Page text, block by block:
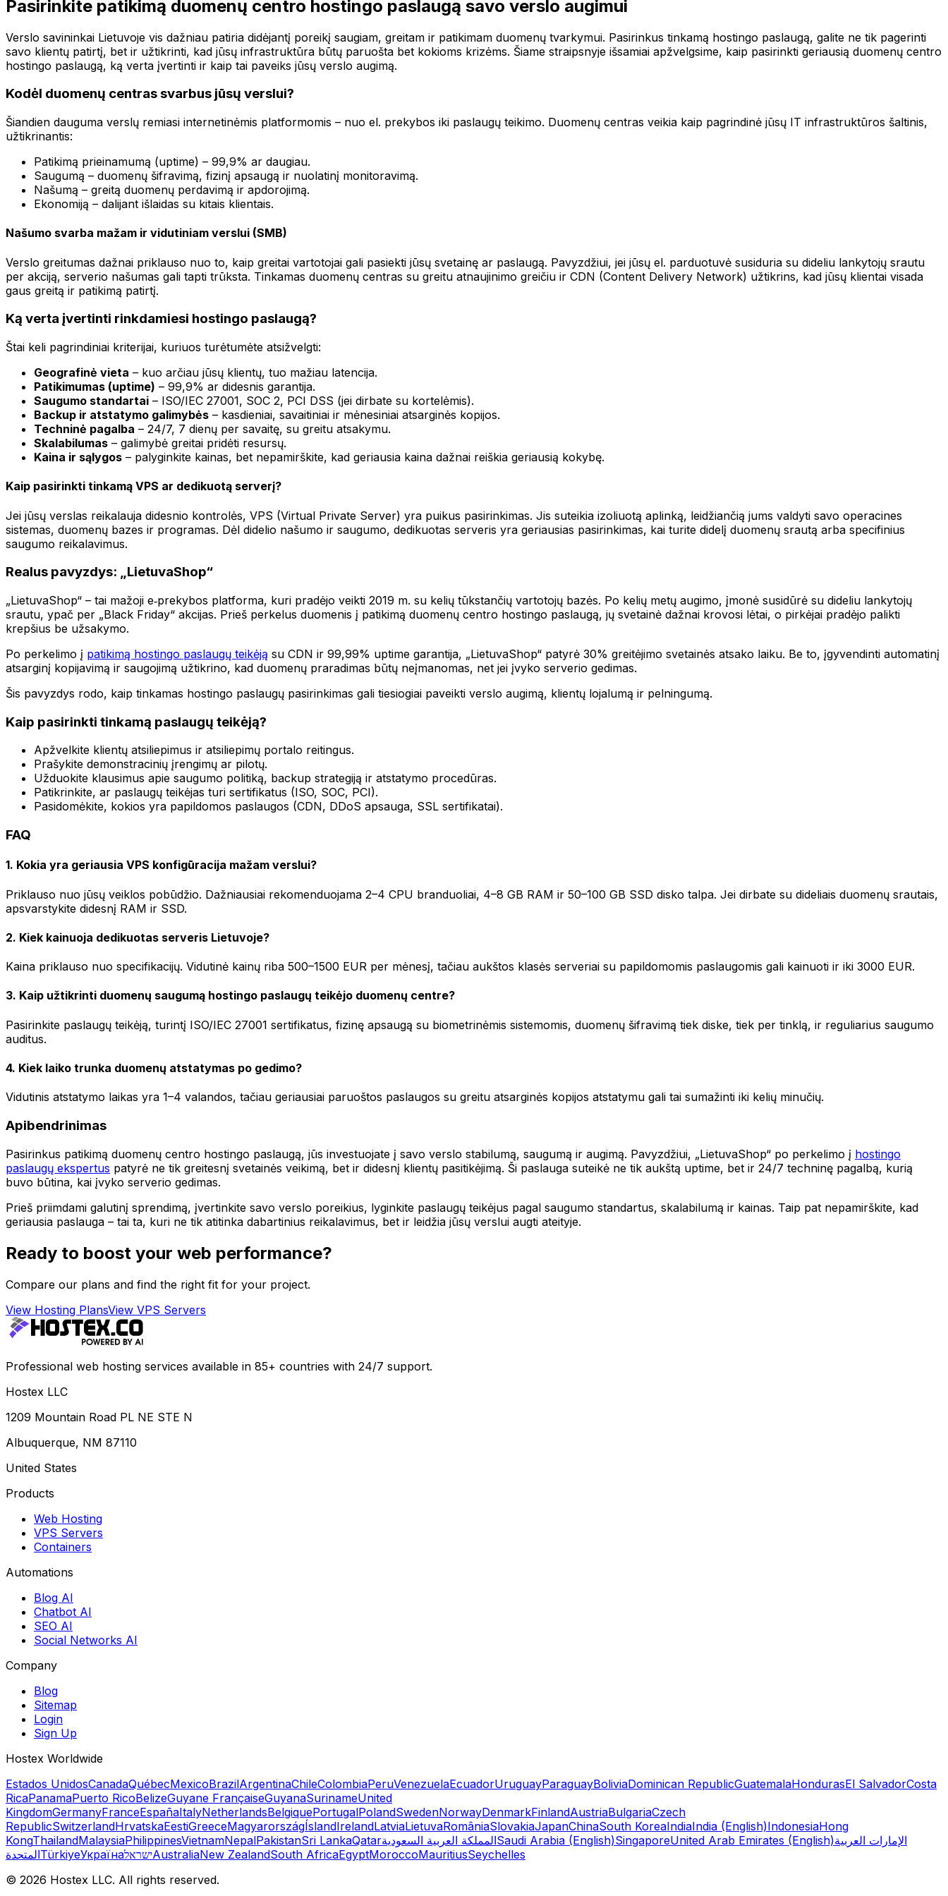
Pasirinkite patikimą duomenų centro hostingo paslaugą savo verslo augimui
Verslo savininkai Lietuvoje vis dažniau patiria didėjantį poreikį saugiam, greitam ir patikimam duomenų tvarkymui. Pasirinkus tinkamą hostingo paslaugą, galite ne tik pagerinti
savo klientų patirtį, bet ir užtikrinti, kad jūsų infrastruktūra būtų paruošta bet kokioms krizėms. Šiame straipsnyje išsamiai apžvelgsime, kaip pasirinkti geriausią duomenų centro
hostingo paslaugą, ką verta įvertinti ir kaip tai paveiks jūsų verslo augimą.
Kodėl duomenų centras svarbus jūsų verslui?
Šiandien dauguma verslų remiasi internetinėmis platformomis – nuo el. prekybos iki paslaugų teikimo. Duomenų centras veikia kaip pagrindinė jūsų IT infrastruktūros šaltinis,
užtikrinantis:
Patikimą prieinamumą (uptime) – 99,9% ar daugiau.
Saugumą – duomenų šifravimą, fizinį apsaugą ir nuolatinį monitoravimą.
Našumą – greitą duomenų perdavimą ir apdorojimą.
Ekonomiją – dalijant išlaidas su kitais klientais.
Našumo svarba mažam ir vidutiniam verslui (SMB)
Verslo greitumas dažnai priklauso nuo to, kaip greitai vartotojai gali pasiekti jūsų svetainę ar paslaugą. Pavyzdžiui, jei jūsų el. parduotuvė susiduria su dideliu lankytojų srautu
per akciją, serverio našumas gali tapti trūksta. Tinkamas duomenų centras su greitu atnaujinimo greičiu ir CDN (Content Delivery Network) užtikrins, kad jūsų klientai visada
gaus greitą ir patikimą patirtį.
Ką verta įvertinti rinkdamiesi hostingo paslaugą?
Štai keli pagrindiniai kriterijai, kuriuos turėtumėte atsižvelgti:
Geografinė vieta – kuo arčiau jūsų klientų, tuo mažiau latencija.
Patikimumas (uptime) – 99,9% ar didesnis garantija.
Saugumo standartai – ISO/IEC 27001, SOC 2, PCI DSS (jei dirbate su kortelėmis).
Backup ir atstatymo galimybės – kasdieniai, savaitiniai ir mėnesiniai atsarginės kopijos.
Techninė pagalba – 24/7, 7 dienų per savaitę, su greitu atsakymu.
Skalabilumas – galimybė greitai pridėti resursų.
Kaina ir sąlygos – palyginkite kainas, bet nepamirškite, kad geriausia kaina dažnai reiškia geriausią kokybę.
Kaip pasirinkti tinkamą VPS ar dedikuotą serverį?
Jei jūsų verslas reikalauja didesnio kontrolės, VPS (Virtual Private Server) yra puikus pasirinkimas. Jis suteikia izoliuotą aplinką, leidžiančią jums valdyti savo operacines
sistemas, duomenų bazes ir programas. Dėl didelio našumo ir saugumo, dedikuotas serveris yra geriausias pasirinkimas, kai turite didelį duomenų srautą arba specifinius
saugumo reikalavimus.
Realus pavyzdys: „LietuvaShop“
„LietuvaShop“ – tai mažoji e‑prekybos platforma, kuri pradėjo veikti 2019 m. su kelių tūkstančių vartotojų bazės. Po kelių metų augimo, įmonė susidūrė su dideliu lankytojų
srautu, ypač per „Black Friday“ akcijas. Prieš perkelus duomenis į patikimą duomenų centro hostingo paslaugą, jų svetainė dažnai krovosi lėtai, o pirkėjai pradėjo palikti
krepšius be užsakymo.
Po perkelimo į patikimą hostingo paslaugų teikėją su CDN ir 99,99% uptime garantija, „LietuvaShop“ patyrė 30% greitėjimo svetainės atsako laiku. Be to, įgyvendinti automatinį
atsarginį kopijavimą ir saugojimą užtikrino, kad duomenų praradimas būtų neįmanomas, net jei įvyko serverio gedimas.
Šis pavyzdys rodo, kaip tinkamas hostingo paslaugų pasirinkimas gali tiesiogiai paveikti verslo augimą, klientų lojalumą ir pelningumą.
Kaip pasirinkti tinkamą paslaugų teikėją?
Apžvelkite klientų atsiliepimus ir atsiliepimų portalo reitingus.
Prašykite demonstracinių įrengimų ar pilotų.
Užduokite klausimus apie saugumo politiką, backup strategiją ir atstatymo procedūras.
Patikrinkite, ar paslaugų teikėjas turi sertifikatus (ISO, SOC, PCI).
Pasidomėkite, kokios yra papildomos paslaugos (CDN, DDoS apsauga, SSL sertifikatai).
FAQ
1. Kokia yra geriausia VPS konfigūracija mažam verslui?
Priklauso nuo jūsų veiklos pobūdžio. Dažniausiai rekomenduojama 2–4 CPU branduoliai, 4–8 GB RAM ir 50–100 GB SSD disko talpa. Jei dirbate su dideliais duomenų srautais,
apsvarstykite didesnį RAM ir SSD.
2. Kiek kainuoja dedikuotas serveris Lietuvoje?
Kaina priklauso nuo specifikacijų. Vidutinė kainų riba 500–1500 EUR per mėnesį, tačiau aukštos klasės serveriai su papildomomis paslaugomis gali kainuoti ir iki 3000 EUR.
3. Kaip užtikrinti duomenų saugumą hostingo paslaugų teikėjo duomenų centre?
Pasirinkite paslaugų teikėją, turintį ISO/IEC 27001 sertifikatus, fizinę apsaugą su biometrinėmis sistemomis, duomenų šifravimą tiek diske, tiek per tinklą, ir reguliarius saugumo
auditus.
4. Kiek laiko trunka duomenų atstatymas po gedimo?
Vidutinis atstatymo laikas yra 1–4 valandos, tačiau geriausiai paruoštos paslaugos su greitu atsarginės kopijos atstatymu gali tai sumažinti iki kelių minučių.
Apibendrinimas
Pasirinkus patikimą duomenų centro hostingo paslaugą, jūs investuojate į savo verslo stabilumą, saugumą ir augimą. Pavyzdžiui, „LietuvaShop“ po perkelimo į hostingo
paslaugų ekspertus patyrė ne tik greitesnį svetainės veikimą, bet ir didesnį klientų pasitikėjimą. Ši paslauga suteikė ne tik aukštą uptime, bet ir 24/7 techninę pagalbą, kurią
buvo būtina, kai įvyko serverio gedimas.
Prieš priimdami galutinį sprendimą, įvertinkite savo verslo poreikius, lyginkite paslaugų teikėjus pagal saugumo standartus, skalabilumą ir kainas. Taip pat nepamirškite, kad
geriausia paslauga – tai ta, kuri ne tik atitinka dabartinius reikalavimus, bet ir leidžia jūsų verslui augti ateityje.
Ready to boost your web performance?
Compare our plans and find the right fit for your project.
View Hosting PlansView VPS Servers
Professional web hosting services available in 85+ countries with 24/7 support.
Hostex LLC
1209 Mountain Road PL NE STE N
Albuquerque, NM 87110
United States
Products
Web Hosting
VPS Servers
Containers
Automations
Blog AI
Chatbot AI
SEO AI
Social Networks AI
Company
Blog
Sitemap
Login
Sign Up
Hostex Worldwide
Estados UnidosCanadaQuébecMexicoBrazilArgentinaChileColombiaPeruVenezuelaEcuadorUruguayParaguayBoliviaDominican RepublicGuatemalaHondurasEl SalvadorCosta
RicaPanamaPuerto RicoBelizeGuyane FrançaiseGuyanaSurinameUnited
KingdomGermanyFranceEspañaItalyNetherlandsBelgiquePortugalPolandSwedenNorwayDenmarkFinlandAustriaBulgariaCzech
RepublicSwitzerlandHrvatskaEestiGreeceMagyarországÍslandIrelandLatviaLietuvaRomâniaSlovakiaJapanChinaSouth KoreaIndiaIndia (English)IndonesiaHong
KongThailandMalaysiaPhilippinesVietnamNepalPakistanSri LankaQatarالمملكة العربية السعوديةSaudi Arabia (English)SingaporeUnited Arab Emirates (English)الإمارات العربية
المتحدةTürkiyeУкраїнаישראלAustraliaNew ZealandSouth AfricaEgyptMoroccoMauritiusSeychelles
© 2026 Hostex LLC. All rights reserved.